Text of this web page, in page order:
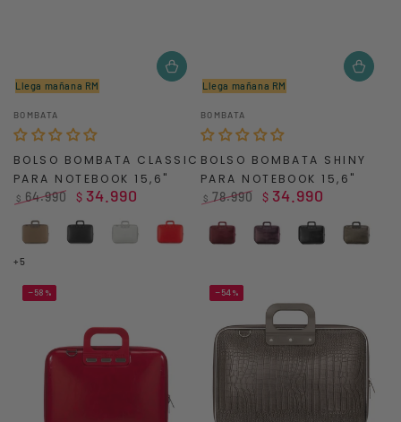
Llega mañana RM
Vendedor:
BOMBATA
BOLSO BOMBATA CLASSIC
PARA NOTEBOOK 15,6"
regular
$ 64.990
venta
$ 34.990
Beige Black Grey Red
+5
Llega mañana RM
Vendedor:
BOMBATA
BOLSO BOMBATA SHINY
PARA NOTEBOOK 15,6"
regular
$ 78.990
de
venta
$ 34.990
Dark
Purple Black Grey
–58% –54%